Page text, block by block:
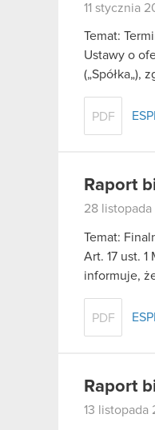
11 stycznia
Temat:
Ustawy o
(„Spółka„),
PDF
Raport
28 listopada
Temat:
Art. 17 ust. 1
informuje,
PDF
Raport
13 listopada